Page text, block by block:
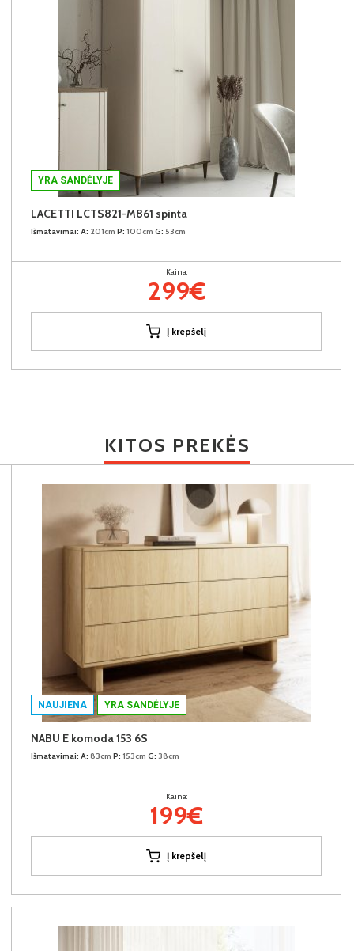
YRA SANDĖLYJE
LACETTI LCTS821-M861 spinta
Išmatavimai: A: 201cm P: 100cm G: 53cm
Kaina:
299€
Į krepšelį
KITOS PREKĖS
NAUJIENA YRA SANDĖLYJE
NABU E komoda 153 6S
Išmatavimai: A: 83cm P: 153cm G: 38cm
Kaina:
199€
Į krepšelį